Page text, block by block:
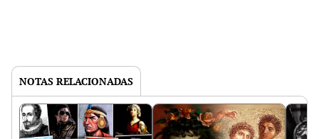
NOTAS RELACIONADAS